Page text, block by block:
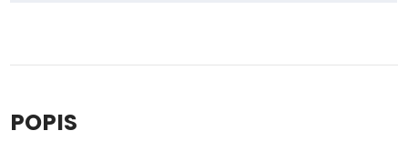
POPIS